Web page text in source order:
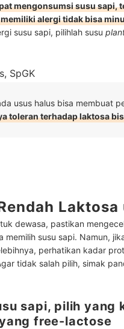
mengonsumsi susu sapi,
alergi tidak bisa
susu sapi, pilihlah susu
SpGK
usus halus bisa membuat
toleran terhadap laktosa
Laktosa
dewasa, pastikan
susu sapi. Namun,
perhatikan kadar
tidak salah pilih, simak
sapi, pilih yang
free-lactose